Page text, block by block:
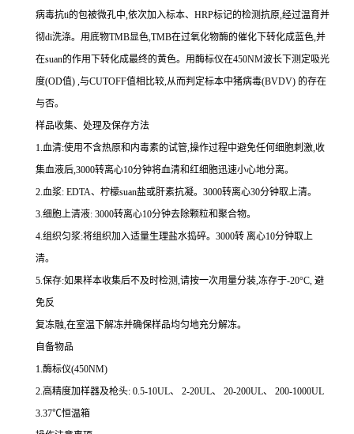
病毒抗ti的包被微孔中,依次加入标本、 HRP标记的检测抗原,经过温育并
彻di洗涤。用底物TMB显色,TMB在过氧化物酶的催化下转化成蓝色,并
在suan的作用下转化成最终的黄色。用酶标仪在450NM波长下测定吸光
度(OD值) ,与CUTOFF值相比较,从而判定标本中猪病毒(BVDV) 的存在
与否。
样品收集、处理及保存方法
1.血清:使用不含热原和内毒素的试管,操作过程中避免任何细胞刺激,收
集血液后,3000转离心10分钟将血清和红细胞迅速小心地分离。
2.血浆: EDTA、柠檬suan盐或肝素抗凝。 3000转离心30分钟取上清。
3.细胞上清液: 3000转离心10分钟去除颗粒和聚合物。
4.组织匀浆:将组织加入适量生理盐水捣碎。 3000转 离心10分钟取上
清。
5.保存:如果样本收集后不及时检测,请按一次用量分装,冻存于-20°C, 避
免反
复冻融,在室温下解冻并确保样品均匀地充分解冻。
自备物品
1.酶标仪(450NM)
2.高精度加样器及枪头: 0.5-10UL、 2-20UL、 20-200UL、 200-1000UL
3.37℃恒温箱